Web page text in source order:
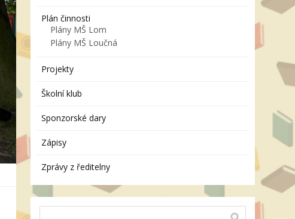
Plán činnosti
Plány MŠ Lom
Plány MŠ Loučná
Projekty
Školní klub
Sponzorské dary
Zápisy
Zprávy z ředitelny